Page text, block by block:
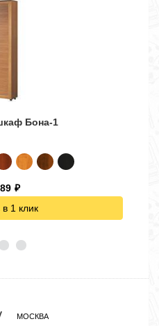
Бона-1
₽
в 1 клик
МОСКВА